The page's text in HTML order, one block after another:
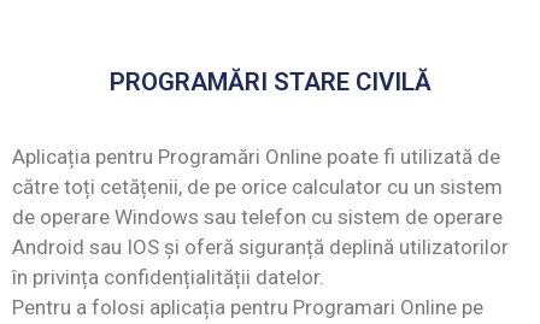
PROGRAMĂRI STARE CIVILĂ
Aplicația pentru Programări Online poate fi utilizată de
către toți cetățenii, de pe orice calculator cu un sistem
de operare Windows sau telefon cu sistem de operare
Android sau IOS și oferă siguranță deplină utilizatorilor
în privința confidențialității datelor.
Pentru a folosi aplicația pentru Programari Online pe